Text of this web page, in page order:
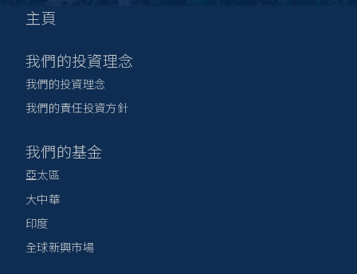
主頁
我們的投資理念
我們的投資理念
我們的責任投資方針
我們的基金
亞太區
大中華
印度
全球新興市場